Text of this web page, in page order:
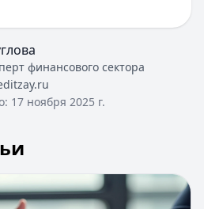
финансового сектора
17 ноября 2025 г.
партнеры Кредит Европа